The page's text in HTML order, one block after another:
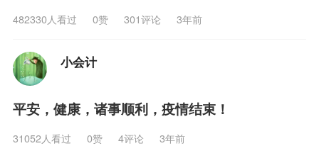
482330人看过 0赞 301评论 3年前
小会计
平安，健康，诸事顺利，疫情结束！
31052人看过 0赞 4评论 3年前